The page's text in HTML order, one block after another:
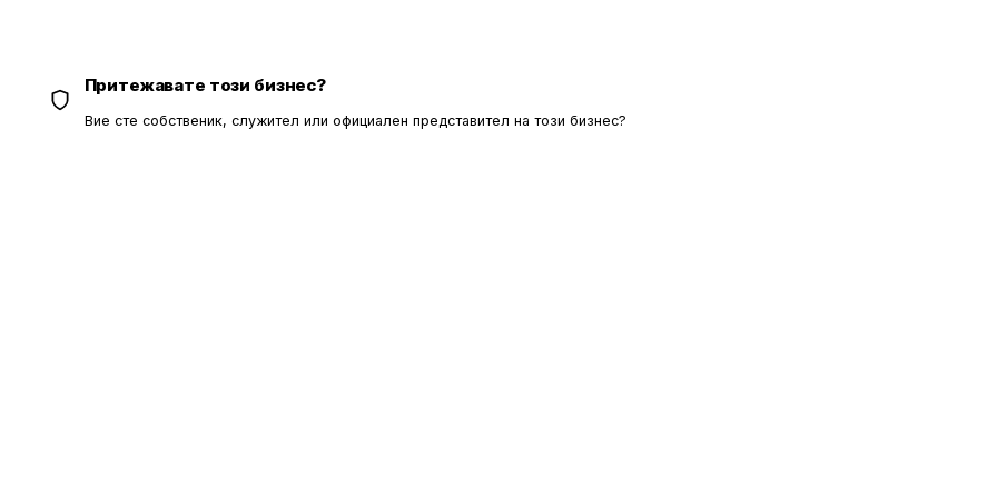
Притежавате този бизнес?
Вие сте собственик, служител или официален представител на този бизнес?